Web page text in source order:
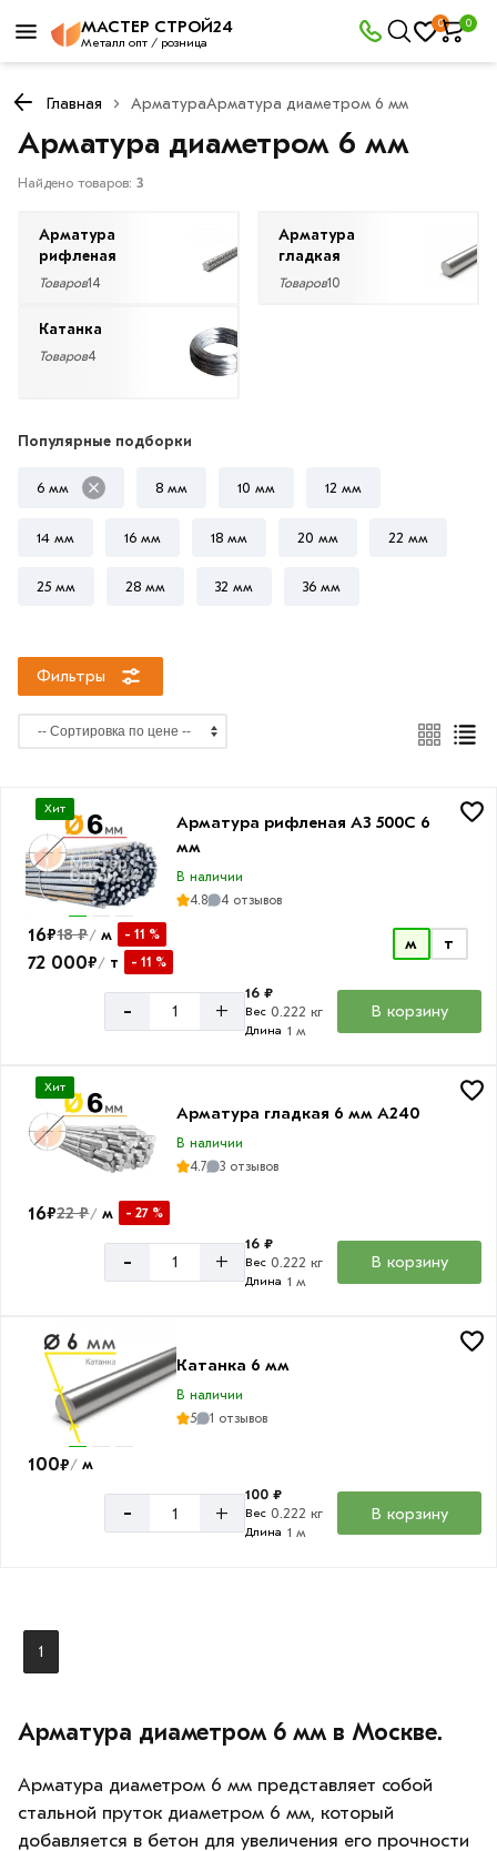
МАСТЕР СТРОЙ24
Металл опт / розница
0 0
Главная АрматураАрматура диаметром 6 мм
Арматура диаметром 6 мм
Найдено товаров: 3
Арматура
рифленая
Товаров14
Арматура
гладкая
Товаров10
Катанка
Товаров4
Популярные подборки
6 мм 8 мм 10 мм 12 мм
14 мм 16 мм 18 мм 20 мм 22 мм
25 мм 28 мм 32 мм 36 мм
Фильтры
Фильтры
×
Со
скидкой
Цена
руб.
мм
Длина
6
м
Фактура
Рифленая
Гладкая
А3
А500С
Хит
Арматура рифленая А3 500С 6
мм
В наличии
4.8
4 отзывов
16₽18 ₽/ м - 11 %
72 000₽/ т - 11 %
м т
- +
16 ₽
Вес 0.222 кг
Длина 1 м
В корзину
Хит
Арматура гладкая 6 мм A240
В наличии
4.7
3 отзывов
16₽22 ₽/ м - 27 %
- +
16 ₽
Вес 0.222 кг
Длина 1 м
В корзину
Катанка 6 мм
В наличии
5
1 отзывов
100₽/ м
- +
100 ₽
Вес 0.222 кг
Длина 1 м
В корзину
1
Арматура диаметром 6 мм в Москве.
Арматура диаметром 6 мм представляет собой
стальной пруток диаметром 6 мм, который
добавляется в бетон для увеличения его прочности